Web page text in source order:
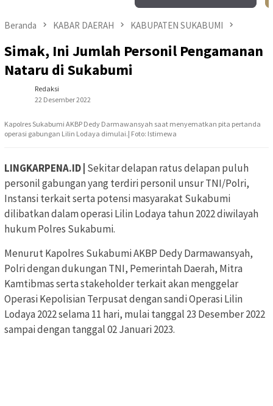
Beranda KABAR DAERAH KABUPATEN SUKABUMI
Simak, Ini Jumlah Personil Pengamanan
Nataru di Sukabumi
Redaksi
22 Desember 2022
Kapolres Sukabumi AKBP Dedy Darmawansyah saat menyematkan pita pertanda
operasi gabungan Lilin Lodaya dimulai.| Foto: Istimewa
LINGKARPENA.ID | Sekitar delapan ratus delapan puluh
personil gabungan yang terdiri personil unsur TNI/Polri,
Instansi terkait serta potensi masyarakat Sukabumi
dilibatkan dalam operasi Lilin Lodaya tahun 2022 diwilayah
hukum Polres Sukabumi.
Menurut Kapolres Sukabumi AKBP Dedy Darmawansyah,
Polri dengan dukungan TNI, Pemerintah Daerah, Mitra
Kamtibmas serta stakeholder terkait akan menggelar
Operasi Kepolisian Terpusat dengan sandi Operasi Lilin
Lodaya 2022 selama 11 hari, mulai tanggal 23 Desember 2022
sampai dengan tanggal 02 Januari 2023.